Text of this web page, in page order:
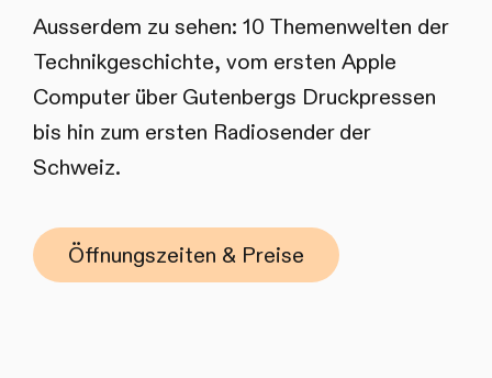
Ausserdem zu sehen: 10 Themenwelten der
Technikgeschichte, vom ersten Apple
Computer über Gutenbergs Druckpressen
bis hin zum ersten Radiosender der
Schweiz.
Öffnungszeiten & Preise